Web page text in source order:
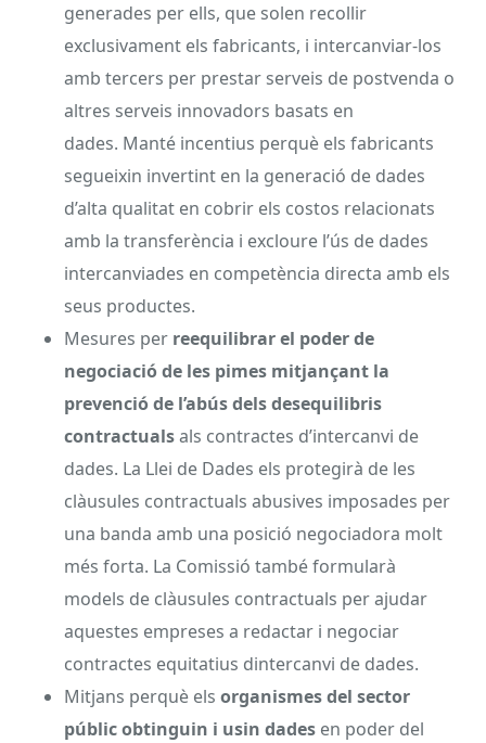
generades per ells, que solen recollir
exclusivament els fabricants, i intercanviar-los
amb tercers per prestar serveis de postvenda o
altres serveis innovadors basats en
dades. Manté incentius perquè els fabricants
segueixin invertint en la generació de dades
d’alta qualitat en cobrir els costos relacionats
amb la transferència i excloure l’ús de dades
intercanviades en competència directa amb els
seus productes.
Mesures per reequilibrar el poder de
negociació de les pimes mitjançant la
prevenció de l’abús dels desequilibris
contractualsals contractes d’intercanvi de
dades. La Llei de Dades els protegirà de les
clàusules contractuals abusives imposades per
una banda amb una posició negociadora molt
més forta. La Comissió també formularà
models de clàusules contractuals per ajudar
aquestes empreses a redactar i negociar
contractes equitatius dintercanvi de dades.
Mitjans perquè els organismes del sector
públic obtinguin i usin dades en poder del